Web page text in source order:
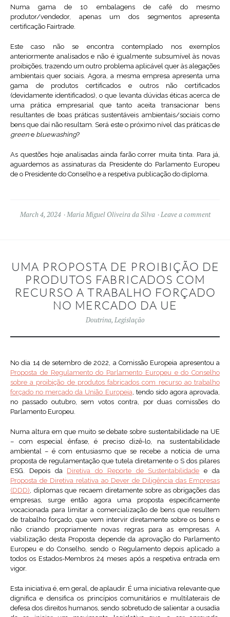
Numa gama de 10 embalagens de café do mesmo
produtor/vendedor, apenas um dos segmentos apresenta
certificação Fairtrade.
Este caso não se encontra contemplado nos exemplos
anteriormente analisados e não é igualmente subsumível às novas
proibições, trazendo um outro problema aplicável quer às alegações
ambientais quer sociais. Agora, a mesma empresa apresenta uma
gama de produtos certificados e outros não certificados
(devidamente identificados), o que levanta dúvidas éticas acerca de
uma prática empresarial que tanto aceita transacionar bens
resultantes de boas práticas sustentáveis ambientais/sociais como
bens que daí não resultam. Será este o próximo nível das práticas de
green e bluewashing?
As questões hoje analisadas ainda farão correr muita tinta. Para já,
aguardemos as assinaturas da Presidente do Parlamento Europeu
de o Presidente do Conselho e a respetiva publicação do diploma.
March 4, 2024 Maria Miguel Oliveira da Silva Leave a comment
UMA PROPOSTA DE PROIBIÇÃO DE
PRODUTOS FABRICADOS COM
RECURSO A TRABALHO FORÇADO
NO MERCADO DA UE
Doutrina, Legislação
No dia 14 de setembro de 2022, a Comissão Europeia apresentou a
Proposta de Regulamento do Parlamento Europeu e do Conselho
sobre a proibição de produtos fabricados com recurso ao trabalho
forçado no mercado da União Europeia, tendo sido agora aprovada,
no passado outubro, sem votos contra, por duas comissões do
Parlamento Europeu.
Numa altura em que muito se debate sobre sustentabilidade na UE
– com especial ênfase, é preciso dizê-lo, na sustentabilidade
ambiental – é com entusiasmo que se recebe a notícia de uma
proposta de regulamentação que tutela diretamente o S dos pilares
ESG. Depois da Diretiva do Reporte de Sustentabilidade e da
Proposta de Diretiva relativa ao Dever de Diligência das Empresas
(DDD), diplomas que recaem diretamente sobre as obrigações das
empresas, surge então agora uma proposta especificamente
vocacionada para limitar a comercialização de bens que resultem
de trabalho forçado, que vem intervir diretamente sobre os bens e
não criando propriamente novas regras para as empresas. A
viabilização desta Proposta depende da aprovação do Parlamento
Europeu e do Conselho, sendo o Regulamento depois aplicado a
todos os Estados-Membros 24 meses após a respetiva entrada em
vigor.
Esta iniciativa é, em geral, de aplaudir. É uma iniciativa relevante que
dignifica e densifica os princípios comunitários e multilaterais de
defesa dos direitos humanos, sendo sobretudo de salientar a ousadia